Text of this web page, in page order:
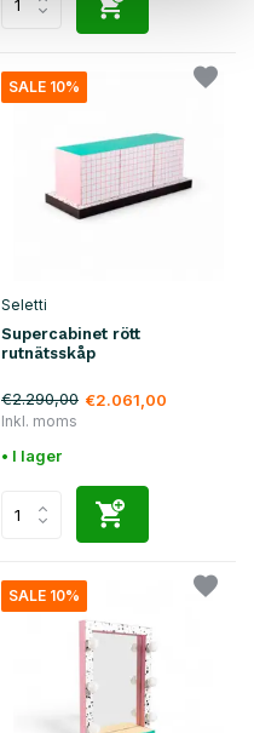
SALE 10%
Seletti
Supercabinet rött
rutnätsskåp
€2.290,00 €2.061,00
Inkl. moms
• I lager
SALE 10%